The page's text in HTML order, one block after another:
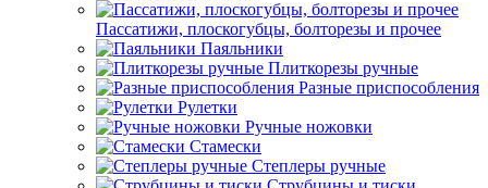
Пассатижи, плоскогубцы, болторезы и прочее
Паяльники
Плиткорезы ручные
Разные приспособления
Рулетки
Ручные ножовки
Стамески
Степлеры ручные